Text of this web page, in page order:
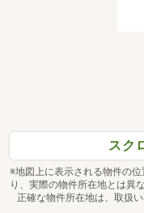
スク
※地図上に表示される物件の
り、実際の物件所在地とは異
正確な物件所在地は、取扱